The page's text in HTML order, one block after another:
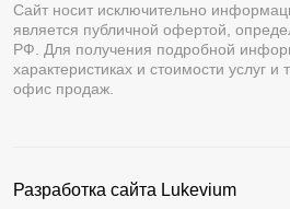
Сайт носит исключительно
является публичной офертой,
РФ. Для получения подробной
характеристиках и стоимости услуг
офис продаж.
Разработка сайта Lukevium